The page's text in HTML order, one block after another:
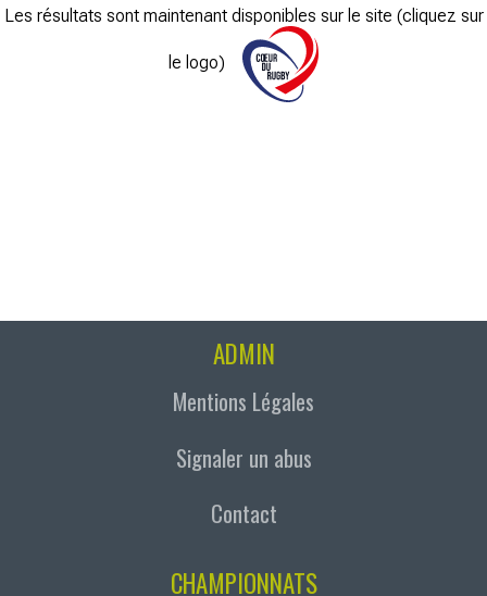
Les résultats sont maintenant disponibles sur le site (cliquez sur
le logo)
ADMIN
Mentions Légales
Signaler un abus
Contact
CHAMPIONNATS